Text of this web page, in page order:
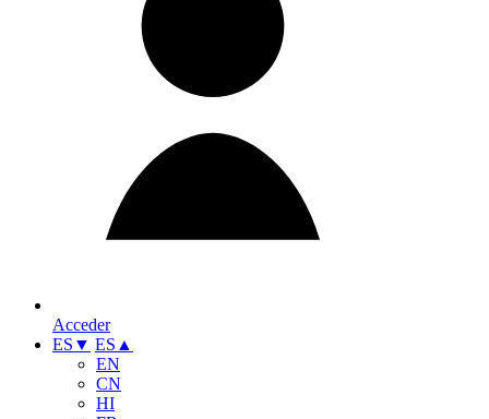
Acceder
ES ▼ ES ▲
EN
CN
HI